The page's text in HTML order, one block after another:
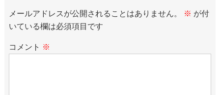
メールアドレスが公開されることはありません。 ※ が付
いている欄は必須項目です
コメント ※